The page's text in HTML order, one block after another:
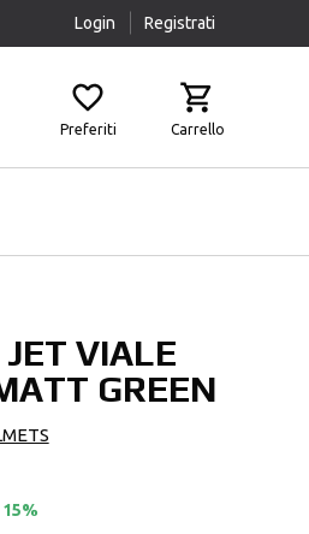
Login Registrati
Preferiti Carrello
Aggiuntive
VIALE
GREEN
15%